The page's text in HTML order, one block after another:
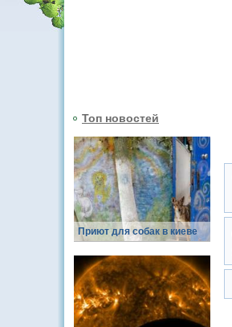
Топ новостей
Приют для собак в киеве